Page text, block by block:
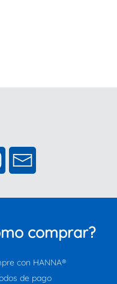
comprar?
con HANNA®
de pago